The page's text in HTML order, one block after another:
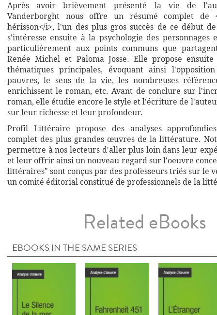
Après avoir brièvement présenté la vie de
Vanderborght nous offre un résumé complet de
hérisson</i>, l'un des plus gros succès de ce début
s'intéresse ensuite à la psychologie des personnages
particulièrement aux points communs que
Renée Michel et Paloma Josse. Elle propose
thématiques principales, évoquant ainsi
pauvres, le sens de la vie, les nombreuses
enrichissent le roman, etc. Avant de conclure sur
roman, elle étudie encore le style et l'écriture de
sur leur richesse et leur profondeur.
Profil Littéraire propose des analyses
complet des plus grandes œuvres de la littérature.
permettre à nos lecteurs d'aller plus loin dans leur
et leur offrir ainsi un nouveau regard sur l'oeuvre
littéraires" sont conçus par des professeurs triés sur le
un comité éditorial constitué de professionnels de la
Related eBooks
EBOOKS IN THE SAME SERIES